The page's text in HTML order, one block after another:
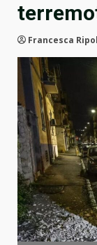
Francesca